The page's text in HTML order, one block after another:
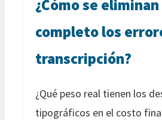
¿Cómo se
completo los
transcripción?
¿Qué peso real tienen los
tipográficos en el costo